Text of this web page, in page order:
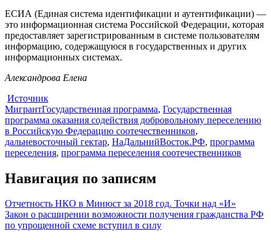
ЕСИА (Единая система идентификации и аутентификации) —
это информационная система Российской Федерации, которая
предоставляет зарегистрированным в системе пользователям
информацию, содержащуюся в государственных и других
информационных системах.
Александрова Елена
Источник
МигрантГосударственная программа, Государственная
программа оказания содействия добровольному переселению
в Российскую Федерацию соотечественников,
дальневосточный гектар, НаДальнийВосток.РФ, программа
переселения, программа переселения соотечественников
Навигация по записям
Отчетность НКО в Минюст за 2018 год. Точки над «И»
Закон о расширении возможности получения гражданства РФ
по упрощенной схеме вступил в силу